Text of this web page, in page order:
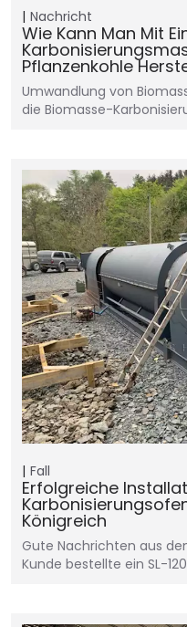
Nachricht
Wie Kann Man Mit
Pflanzenkohle
Umwandlung von
die Biomasse-
Fall
Erfolgreiche
Königreich
Gute Nachrichten aus
Kunde bestellte ein SL-